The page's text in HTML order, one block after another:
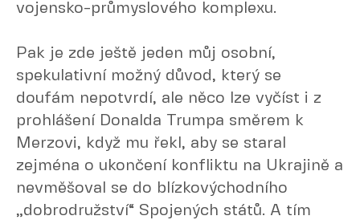
vojensko-průmyslového komplexu.
Pak je zde ještě jeden můj osobní,
spekulativní možný důvod, který se
doufám nepotvrdí, ale něco lze vyčíst i z
prohlášení Donalda Trumpa směrem k
Merzovi, když mu řekl, aby se staral
zejména o ukončení konfliktu na Ukrajině a
nevměšoval se do blízkovýchodního
„dobrodružství“ Spojených států. A tím